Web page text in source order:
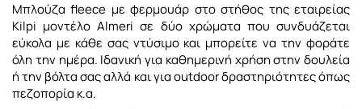
Μπλούζα fleece με φερμουάρ στο στήθος της εταιρείας
Kilpi μοντέλο Almeri σε δύο χρώματα που συνδυάζεται
εύκολα με κάθε σας ντύσιμο και μπορείτε να την φοράτε
όλη την ημέρα. Ιδανική για καθημερινή χρήση στην δουλεία
ή την βόλτα σας αλλά και για outdoor δραστηριότητες όπως
πεζοπορία κ.α.